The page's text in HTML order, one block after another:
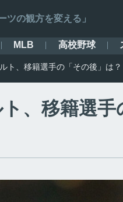
ツの観方を変える」
MLB 高校野球
ト、移籍選手の「その後」は？
、移籍選手